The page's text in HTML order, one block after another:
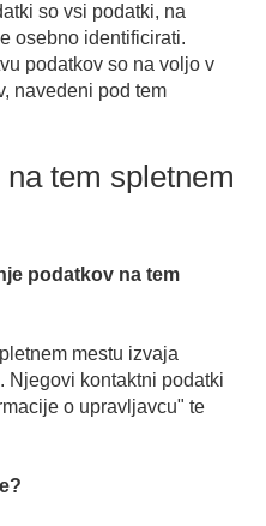
so vsi podatki, na
osebno identificirati.
podatkov so na voljo v
navedeni pod tem
tem spletnem
podatkov na tem
mestu izvaja
Njegovi kontaktni podatki
o upravljavcu" te